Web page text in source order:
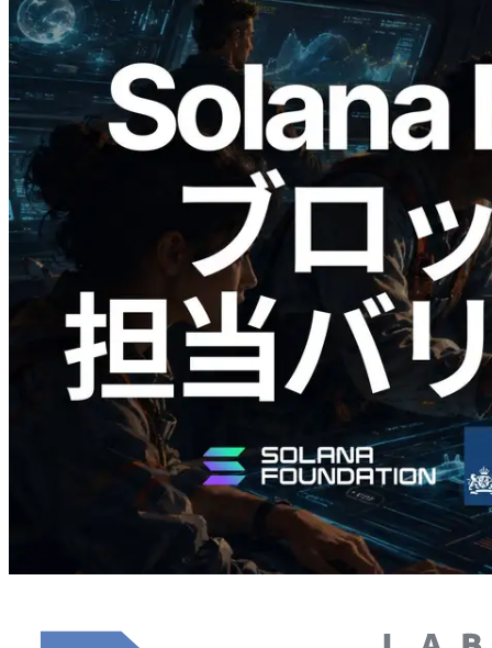
2026.05.24
Validators Solutions、Solana ブロックア
ナライザーを公開 — slot 単位のブロッ
ク生成時間と担当バリデータを視覚化
この記事を読む
さらに読み込む